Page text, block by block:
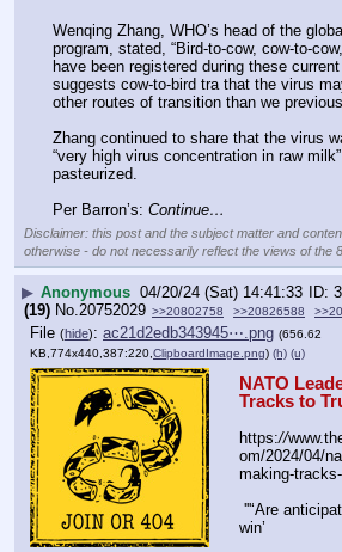
Wenqing Zhang, WHO’s head of the
program, stated, “Bird-to-cow, cow-to-
have been registered during these
suggests cow-to-bird tra that the virus
other routes of transition than we
Zhang continued to share that the virus
“very high virus concentration in raw
pasteurized.
Per Barron’s: Continue…
Disclaimer: this post and the subject matter and
otherwise - do not necessarily reflect the views of the
▶ Anonymous 04/20/24 (Sat) 14:41:33
(19) No.20752029 >>20802758 >>20826588
File (hide): ac21d2edb343945⋯.png (656.62
KB,774x440,387:220, ClipboardImage.png) (h) (u)
NATO
Tracks to
https://
om/2024/04/
making-
win’